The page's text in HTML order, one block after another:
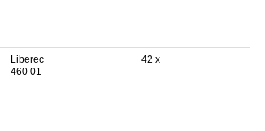
Liberec
460 01
42 x